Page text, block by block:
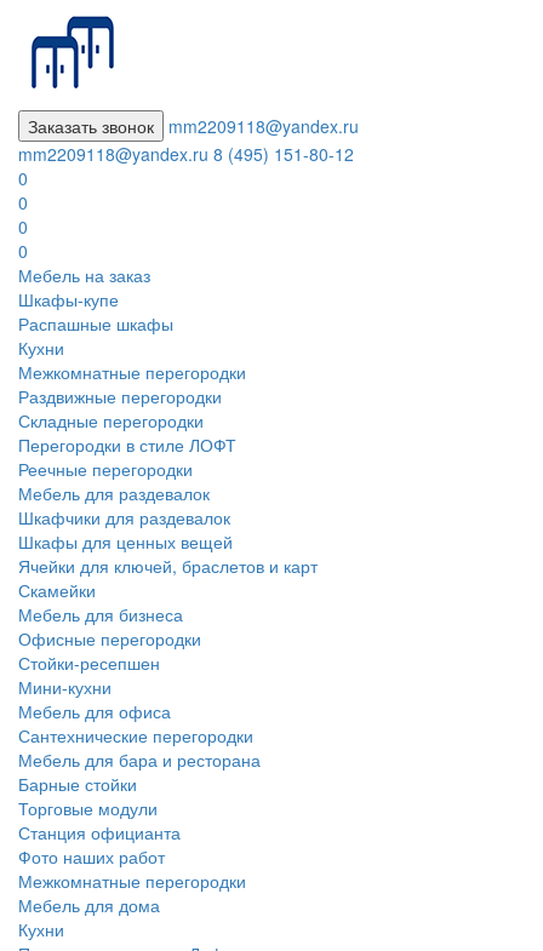
Заказать звонок
mm2209118@yandex.ru
mm2209118@yandex.ru 8 (495) 151-80-12
0
0
0
0
Мебель на заказ
Шкафы-купе
Распашные шкафы
Кухни
Межкомнатные перегородки
Раздвижные перегородки
Складные перегородки
Перегородки в стиле ЛОФТ
Реечные перегородки
Мебель для раздевалок
Шкафчики для раздевалок
Шкафы для ценных вещей
Ячейки для ключей, браслетов и карт
Скамейки
Мебель для бизнеса
Офисные перегородки
Стойки-ресепшен
Мини-кухни
Мебель для офиса
Сантехнические перегородки
Мебель для бара и ресторана
Барные стойки
Торговые модули
Станция официанта
Фото наших работ
Межкомнатные перегородки
Мебель для дома
Кухни